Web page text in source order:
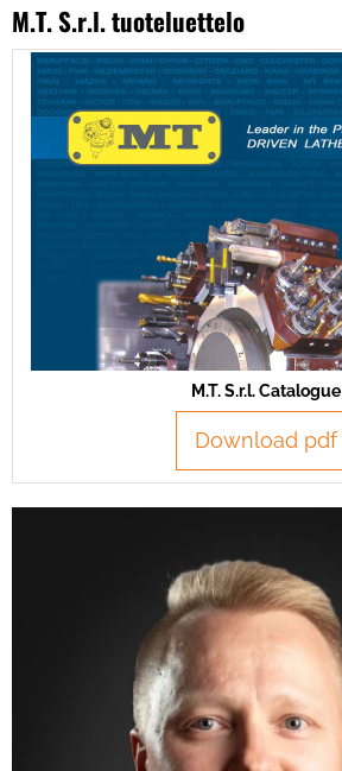
M.T. S.r.l. tuoteluettelo
M.T. S.r.l. Catalogue
Download pdf